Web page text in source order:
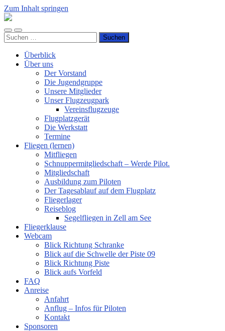
Zum Inhalt springen
Luftsportverein
e.V.
Mobile-
Menü
Suchfeld
ein-/ausblenden
Suchen
nach:
Überblick
Über uns
Der Vorstand
Die Jugendgruppe
Unsere Mitglieder
Unser Flugzeugpark
Vereinsflugzeuge
Flugplatzgerät
Die Werkstatt
Termine
Fliegen (lernen)
Mitfliegen
Schnuppermitgliedschaft – Werde Pilot.
Mitgliedschaft
Ausbildung zum Piloten
Der Tagesablauf auf dem Flugplatz
Fliegerlager
Reiseblog
Segelfliegen in Zell am See
Fliegerklause
Webcam
Blick Richtung Schranke
Blick auf die Schwelle der Piste 09
Blick Richtung Piste
Blick aufs Vorfeld
FAQ
Anreise
Anfahrt
Anflug – Infos für Piloten
Kontakt
Sponsoren